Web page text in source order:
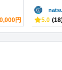
円 5.0